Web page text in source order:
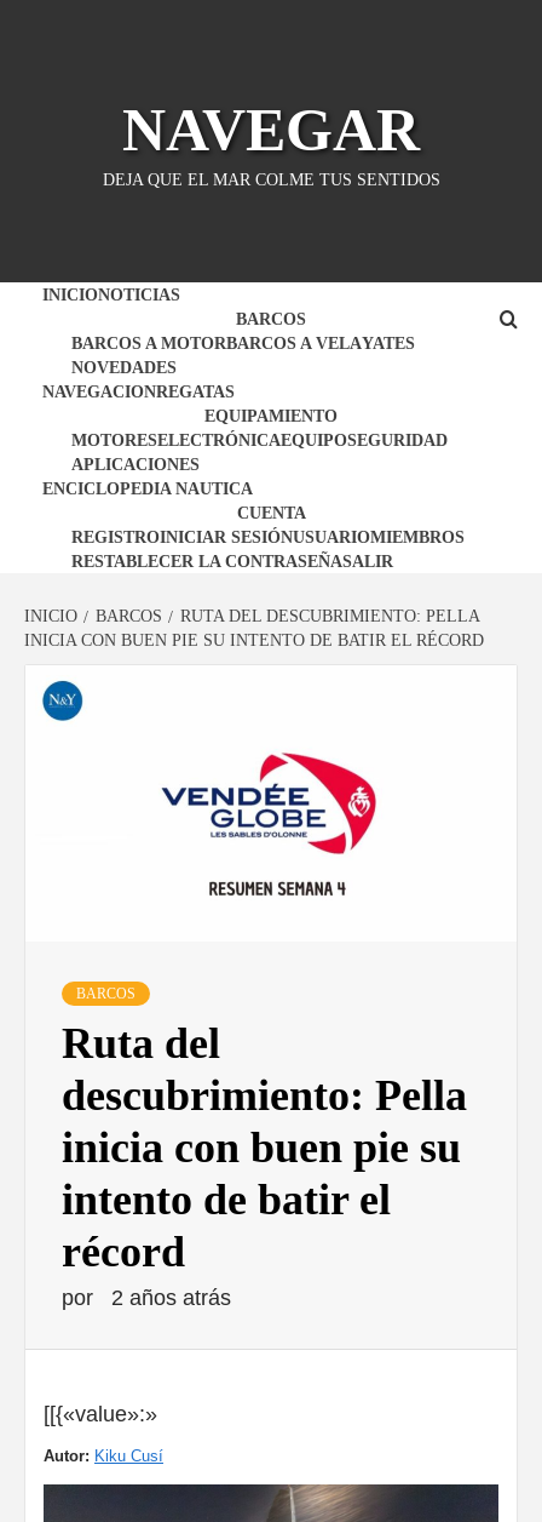
NAVEGAR
DEJA QUE EL MAR COLME TUS SENTIDOS
INICIONOTICIAS
BARCOS
BARCOS A MOTORBARCOS A VELAYATES
NOVEDADES
NAVEGACIONREGATAS
EQUIPAMIENTO
MOTORESELECTRÓNICAEQUIPOSEGURIDAD
APLICACIONES
ENCICLOPEDIA NAUTICA
CUENTA
REGISTROINICIAR SESIÓNUSUARIOMIEMBROS
RESTABLECER LA CONTRASEÑASALIR
INICIO BARCOS
RUTA DEL DESCUBRIMIENTO: PELLA
INICIA CON BUEN PIE SU INTENTO DE BATIR EL RÉCORD
BARCOS
Ruta del
descubrimiento: Pella
inicia con buen pie su
intento de batir el
récord
por 2 años atrás
[[{«value»:»
Autor: Kiku Cusí